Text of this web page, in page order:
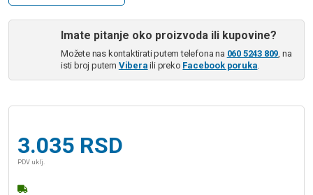
Imate pitanje oko proizvoda ili kupovine?
Možete nas kontaktirati putem telefona na 060 5243 809, na
isti broj putem Vibera ili preko Facebook poruka.
3.035 RSD
PDV uklj.